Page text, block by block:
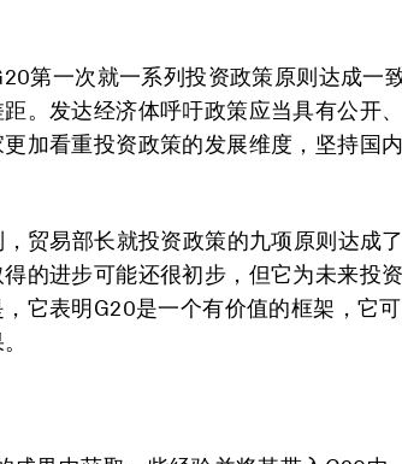
第一次就一系列投资政策原则达成一
。发达经济体呼吁政策应当具有公开
加看重投资政策的发展维度，坚持国
贸易部长就投资政策的九项原则达成
的进步可能还很初步，但它为未来投
它表明G20是一个有价值的框架，它